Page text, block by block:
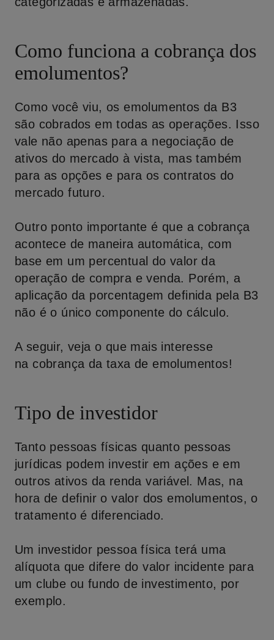
Como funciona a cobrança dos
emolumentos?
Como você viu, os emolumentos da B3
são cobrados em todas as operações. Isso
vale não apenas para a negociação de
ativos do mercado à vista, mas também
para as opções e para os contratos do
mercado futuro.
Outro ponto importante é que a cobrança
acontece de maneira automática, com
base em um percentual do valor da
operação de compra e venda. Porém, a
aplicação da porcentagem definida pela B3
não é o único componente do cálculo.
A seguir, veja o que mais interesse
na cobrança da taxa de emolumentos!
Tipo de investidor
Tanto pessoas físicas quanto pessoas
jurídicas podem investir em ações e em
outros ativos da renda variável. Mas, na
hora de definir o valor dos emolumentos, o
tratamento é diferenciado.
Um investidor pessoa física terá uma
alíquota que difere do valor incidente para
um clube ou fundo de investimento, por
exemplo.